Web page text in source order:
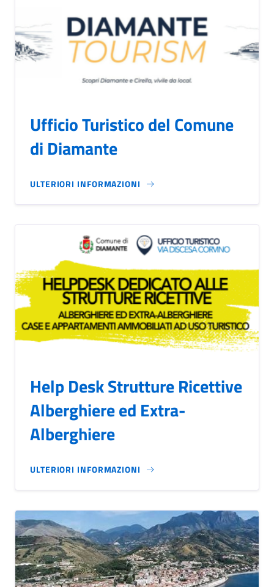
Ufficio Turistico del Comune
di Diamante
ULTERIORI INFORMAZIONI
Help Desk Strutture Ricettive
Alberghiere ed Extra-
Alberghiere
ULTERIORI INFORMAZIONI